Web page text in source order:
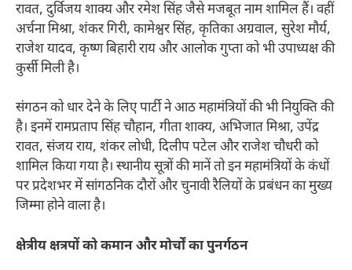
रावत, दुर्विजय शाक्य और रमेश सिंह जैसे मजबूत नाम शामिल हैं। वहीं
अर्चना मिश्रा, शंकर गिरी, कामेश्वर सिंह, कृतिका अग्रवाल, सुरेश मौर्य,
राजेश यादव, कृष्ण बिहारी राय और आलोक गुप्ता को भी उपाध्यक्ष की
कुर्सी मिली है।
संगठन को धार देने के लिए पार्टी ने आठ महामंत्रियों की भी नियुक्ति की
है। इनमें रामप्रताप सिंह चौहान, गीता शाक्य, अभिजात मिश्रा, उपेंद्र
रावत, संजय राय, शंकर लोधी, दिलीप पटेल और राजेश चौधरी को
शामिल किया गया है। स्थानीय सूत्रों की मानें तो इन महामंत्रियों के कंधों
पर प्रदेशभर में सांगठनिक दौरों और चुनावी रैलियों के प्रबंधन का मुख्य
जिम्मा होने वाला है।
क्षेत्रीय क्षत्रपों को कमान और मोर्चों का पुनर्गठन